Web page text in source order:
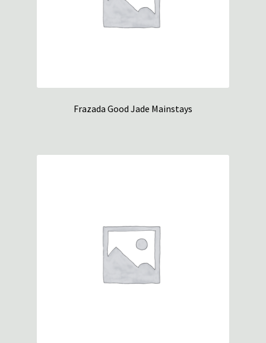
Frazada Good Jade Mainstays